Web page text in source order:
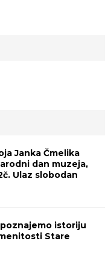
Janka Čmelika
dan muzeja,
Ulaz slobodan
istoriju
Stare